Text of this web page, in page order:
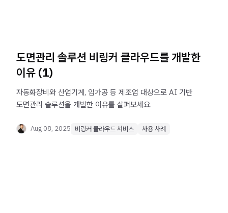
도면관리 솔루션 비링커 클라우드를 개발한
이유 (1)
자동화장비와 산업기계, 임가공 등 제조업 대상으로 AI 기반
도면관리 솔루션을 개발한 이유를 살펴보세요.
Aug 08, 2025 비링커 클라우드 서비스 사용 사례